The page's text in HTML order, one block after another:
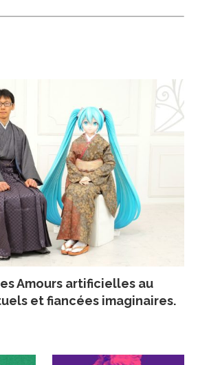
Amours artificielles au
et fiancées imaginaires.